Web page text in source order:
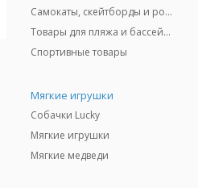
Самокаты, скейтборды и ролики
Товары для пляжа и бассейны
Спортивные товары
Мягкие игрушки
Собачки Lucky
Мягкие игрушки
Мягкие медведи